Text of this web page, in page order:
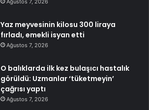
Ağustos 7, 2026
Yaz meyvesinin kilosu 300 liraya
fırladı, emekli isyan etti
Ağustos 7, 2026
O balıklarda ilk kez bulaşıcı hastalık
görüldü: Uzmanlar ‘tüketmeyin’
çağrısı yaptı
Ağustos 7, 2026